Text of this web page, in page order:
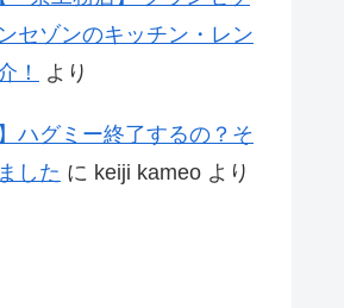
セゾンのキッチン・レン
！
より
ハグミー終了するの？そ
した に keiji kameo より